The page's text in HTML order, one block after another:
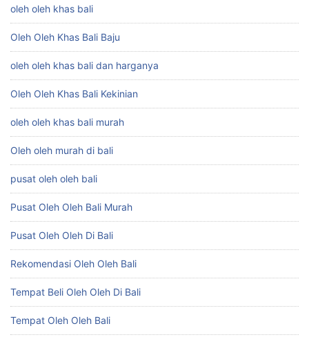
oleh oleh khas bali
Oleh Oleh Khas Bali Baju
oleh oleh khas bali dan harganya
Oleh Oleh Khas Bali Kekinian
oleh oleh khas bali murah
Oleh oleh murah di bali
pusat oleh oleh bali
Pusat Oleh Oleh Bali Murah
Pusat Oleh Oleh Di Bali
Rekomendasi Oleh Oleh Bali
Tempat Beli Oleh Oleh Di Bali
Tempat Oleh Oleh Bali